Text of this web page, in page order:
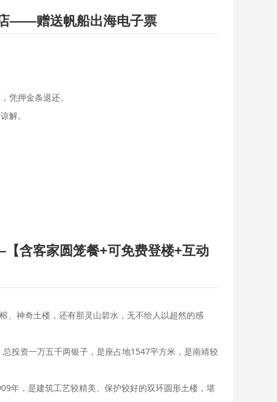
——赠送帆船出海电子票
凭押金条退还。
解。
含客家圆笼餐+可免费登楼+互动
、神奇土楼，还有那灵山碧水，无不给人以超然的感
投资一万五千两银子，是座占地1547平方米，是南靖较
年，是建筑工艺较精美、保护较好的双环圆形土楼，堪